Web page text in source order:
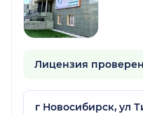
Лицензия
г Новосибирск, ул